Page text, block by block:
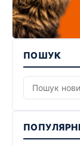
ПОШУК